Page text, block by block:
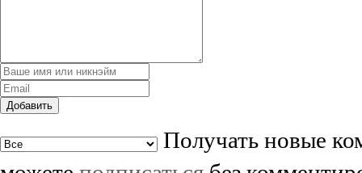
Добавить
Получать новые